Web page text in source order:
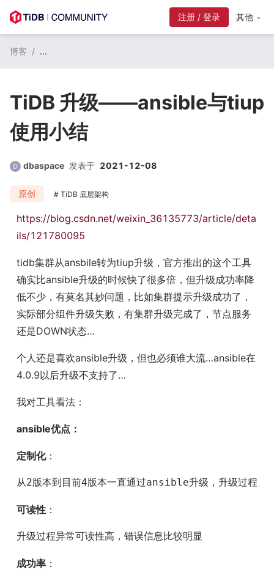
注册 / 登录 其他
博客 / ...
TiDB 升级——ansible与tiup
使用小结
dbaspace 发表于 2021-12-08
原创 TiDB 底层架构
https://blog.csdn.net/weixin_36135773/article/deta
ils/121780095
tidb集群从ansbile转为tiup升级，官方推出的这个工具
确实比ansible升级的时候快了很多倍，但升级成功率降
低不少，有莫名其妙问题，比如集群提示升级成功了，
实际部分组件升级失败，有集群升级完成了，节点服务
还是DOWN状态…
个人还是喜欢ansible升级，但也必须谁大流…ansible在
4.0.9以后升级不支持了…
我对工具看法：
ansible优点：
定制化：
从2版本到目前4版本一直通过ansible升级，升级过程各
可读性 ：
升级过程异常可读性高，错误信息比较明显
成功率 ：